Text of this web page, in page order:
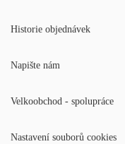
Historie objednávek
Napište nám
Velkoobchod - spolupráce
Nastavení souborů cookies